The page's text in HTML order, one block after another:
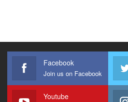
Facebook
Join us on Facebook
Youtube